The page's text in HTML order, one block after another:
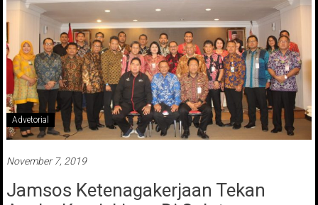
Advetorial
November 7, 2019
Jamsos Ketenagakerjaan Tekan